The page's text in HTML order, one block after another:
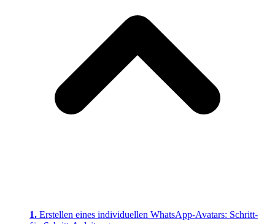
Erstellen eines individuellen WhatsApp-Avatars: Schritt-